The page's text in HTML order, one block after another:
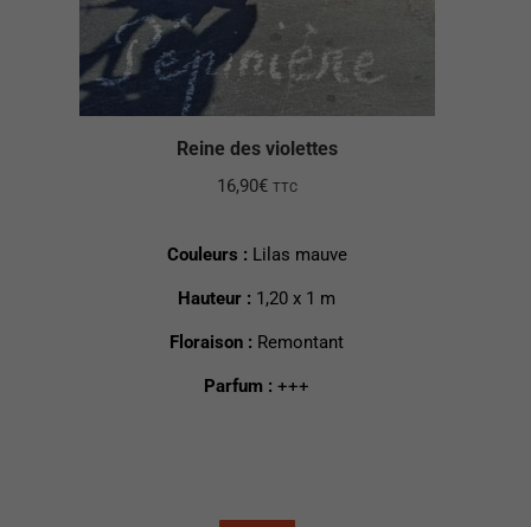
Reine des violettes
16,90€ TTC
Couleurs : Lilas mauve
Hauteur : 1,20 x 1 m
Floraison : Remontant
Parfum : +++